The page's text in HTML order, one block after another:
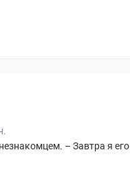
– Завтра я его